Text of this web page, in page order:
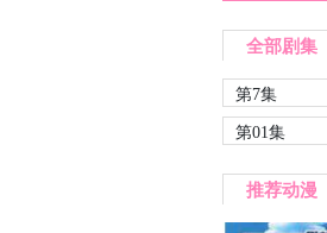
全部剧集
第7集
第01集
推荐动漫